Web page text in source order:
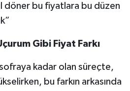
döner bu fiyatlara bu düzen
Gibi Fiyat Farkı
kadar olan süreçte,
bu farkın arkasında